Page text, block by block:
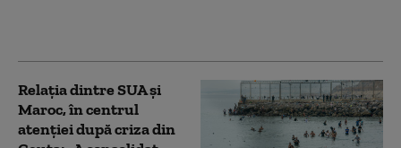
Relația dintre SUA și
Maroc, în centrul
atenției după criza din